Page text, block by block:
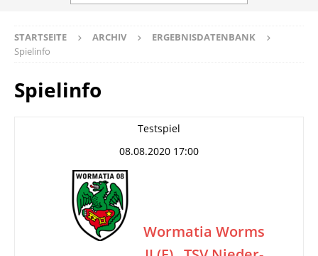
STARTSEITE ARCHIV
ERGEBNISDATENBANK
Spielinfo
Spielinfo
Testspiel
08.08.2020 17:00
Wormatia Worms